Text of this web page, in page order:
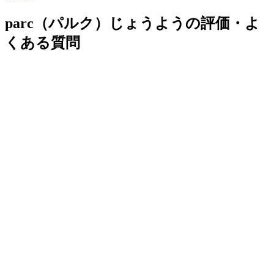
parc（パルク）じょうようの評価・よ
くある質問